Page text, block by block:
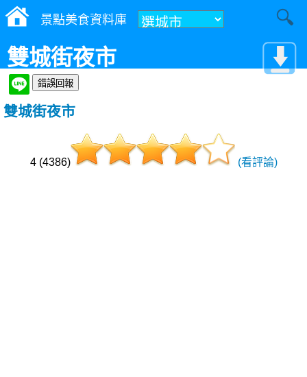
景點美食資料庫
雙城街夜市
雙城街夜市
4 (4386) (看評論)